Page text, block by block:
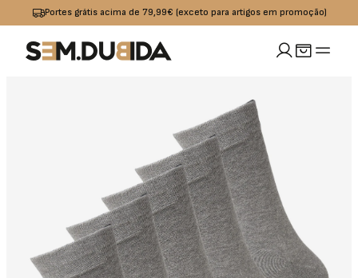
Portes grátis acima de 79,99€ (exceto para artigos em promoção)
Calções
Sandalias I
Chinelos
Acessórios
Boxers
Bolsas
Bones
OUTLET
MULHER